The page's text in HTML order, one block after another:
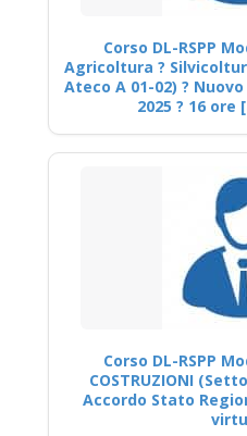
Corso DL-RSPP
Agricoltura ?
Ateco A 01-02) ?
2025 ? 16
Corso DL-RSPP
COSTRUZIONI
Accordo Stato